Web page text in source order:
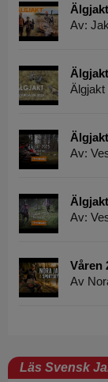
Av:
Av:
Av:
Våren
Av
Läs Svensk